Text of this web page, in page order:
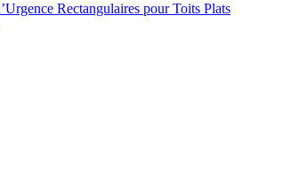
Rectangulaires pour Toits Plats